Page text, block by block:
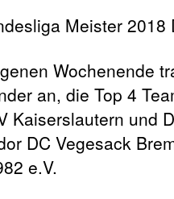
Wochenende
an, die Top 4
Kaiserslautern und
DC Vegesack
e.V.